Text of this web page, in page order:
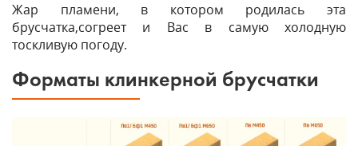
Жар пламени, в котором родилась эта
брусчатка,согреет и Вас в самую холодную
тоскливую погоду.
Форматы клинкерной брусчатки